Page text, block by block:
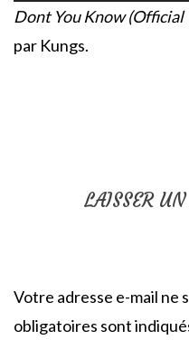
Dont You Know (Official
par Kungs.
LAISSER
Votre adresse e-mail ne
obligatoires sont